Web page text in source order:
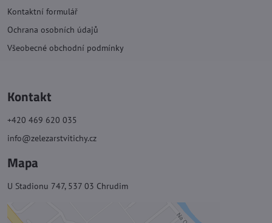
Kontaktní formulář
Ochrana osobních údajů
Všeobecné obchodní podmínky
Kontakt
+420 469 620 035
info@zelezarstvitichy.cz
Mapa
U Stadionu 747, 537 03 Chrudim